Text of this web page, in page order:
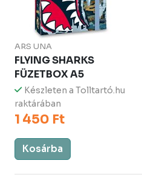
ARS UNA
FLYING SHARKS
FÜZETBOX A5
Készleten a Tolltartó.hu
raktárában
1 450 Ft
Kosárba